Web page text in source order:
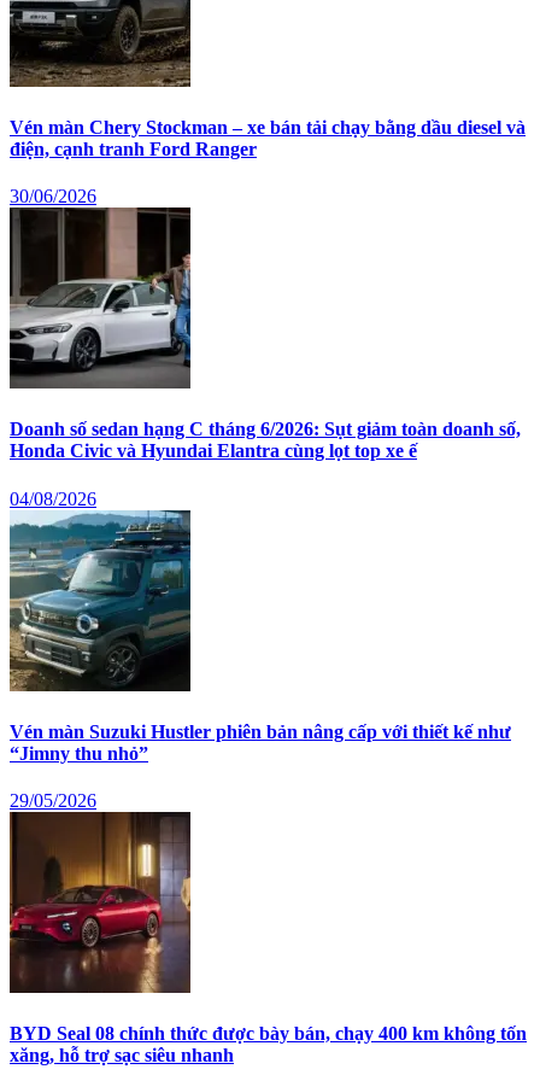
Vén màn Chery Stockman – xe bán tải chạy bằng dầu diesel và
điện, cạnh tranh Ford Ranger
30/06/2026
Doanh số sedan hạng C tháng 6/2026: Sụt giảm toàn doanh số,
Honda Civic và Hyundai Elantra cùng lọt top xe ế
04/08/2026
Vén màn Suzuki Hustler phiên bản nâng cấp với thiết kế như
“Jimny thu nhỏ”
29/05/2026
BYD Seal 08 chính thức được bày bán, chạy 400 km không tốn
xăng, hỗ trợ sạc siêu nhanh